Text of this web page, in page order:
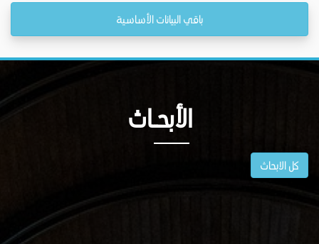
باقي البيانات الأساسية
الأبحــاث
كل الابحاث